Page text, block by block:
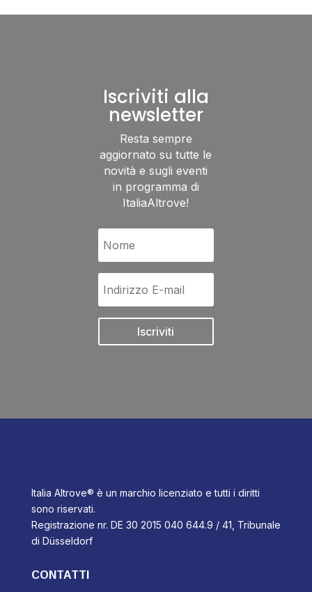
Iscriviti alla
newsletter
Resta sempre
aggiornato su tutte le
novità e sugli eventi
in programma di
ItaliaAltrove!
Iscriviti
Italia Altrove® è un marchio licenziato e tutti i diritti
sono riservati.
Registrazione nr. DE 30 2015 040 644.9 / 41, Tribunale
di Düsseldorf
CONTATTI